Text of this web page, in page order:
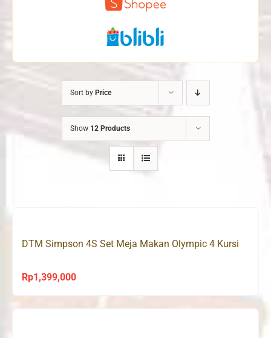
Sort by Price
Show 12 Products
DTM Simpson 4S Set Meja Makan Olympic 4 Kursi
Rp1,399,000